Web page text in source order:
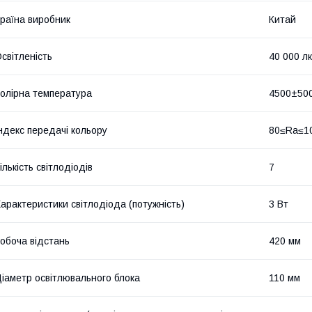
виробник Китай
40 000 лк
температура
передачі кольору
світлодіодів 7
світлодіода (потужність) 3 Вт
відстань 420 мм
освітлювального блока 110 мм